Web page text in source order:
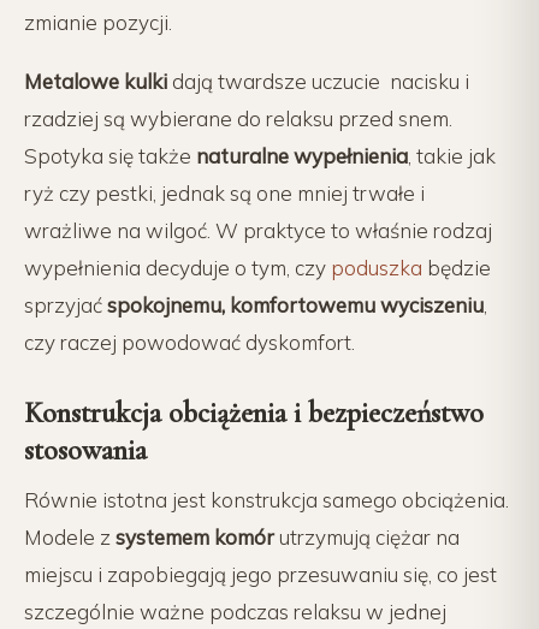
zmianie pozycji.
Metalowe kulki dają twardsze uczucie nacisku i
rzadziej są wybierane do relaksu przed snem.
Spotyka się także naturalne wypełnienia, takie jak
ryż czy pestki, jednak są one mniej trwałe i
wrażliwe na wilgoć. W praktyce to właśnie rodzaj
wypełnienia decyduje o tym, czy poduszka będzie
sprzyjaćspokojnemu, komfortowemu wyciszeniu,
czy raczej powodować dyskomfort.
Konstrukcja obciążenia i bezpieczeństwo
stosowania
Równie istotna jest konstrukcja samego obciążenia.
Modele zsystemem komórutrzymują ciężar na
miejscu i zapobiegają jego przesuwaniu się, co jest
szczególnie ważne podczas relaksu w jednej